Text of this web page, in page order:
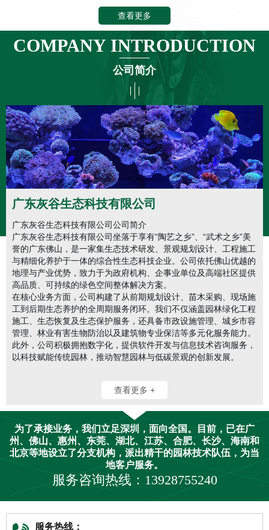
查看更多
COMPANY INTRODUCTION
公司简介
广东灰谷生态科技有限公司
广东灰谷生态科技有限公司公司简介
广东灰谷生态科技有限公司坐落于享有“陶艺之乡”、“武术之乡”美
誉的广东佛山，是一家集生态技术研发、景观规划设计、工程施工
与精细化养护于一体的综合性生态科技企业。公司依托佛山优越的
地理与产业优势，致力于为政府机构、企事业单位及高端社区提供
高品质、可持续的绿色空间整体解决方案。
在核心业务方面，公司构建了从前期规划设计、苗木采购、现场施
工到后期生态养护的全周期服务闭环。我们不仅涵盖园林绿化工程
施工、生态恢复及生态保护服务，还具备市政设施管理、城乡市容
管理、林业有害生物防治以及建筑物专业保洁等多元化服务能力。
此外，公司积极拥抱数字化，提供软件开发与信息技术咨询服务，
以科技赋能传统园林，推动智慧园林与低碳景观的创新发展。
查看更多 +
为了承接业务，我们立足深圳，面向全国。目前，已在广
州、佛山、惠州、东莞、湖北、江苏、合肥、长沙、海南和
北京等地设立了分支机构，派出精干的园林技术队伍，为当
地客户服务。
服务咨询热线：13928755240
服务热线：